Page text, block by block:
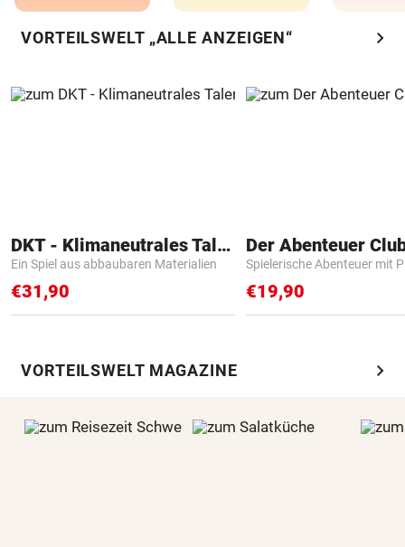
VORTEILSWELT „ALLE ANZEIGEN“ chevron_right
DKT - Klimaneutrales Talent
Ein Spiel aus abbaubaren Materialien
€31,90
Der Abenteuer
Spielerische Abenteuer mit
€19,90
VORTEILSWELT MAGAZINE chevron_right